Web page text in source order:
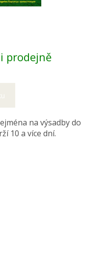
prodejně
na výsadby do
10 a více dní.